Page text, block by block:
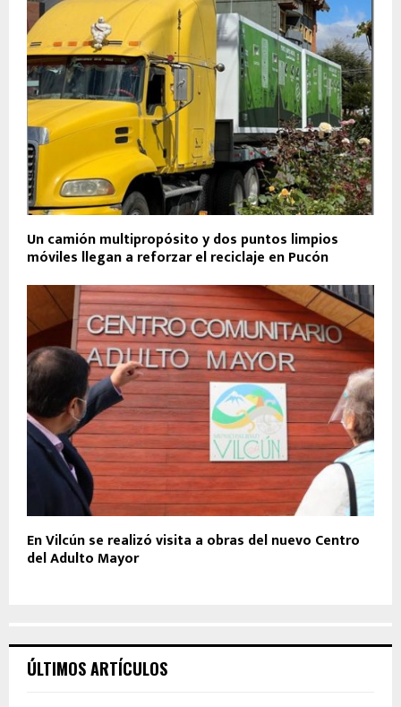
Un camión multipropósito y dos puntos limpios
móviles llegan a reforzar el reciclaje en Pucón
En Vilcún se realizó visita a obras del nuevo Centro
del Adulto Mayor
ÚLTIMOS ARTÍCULOS